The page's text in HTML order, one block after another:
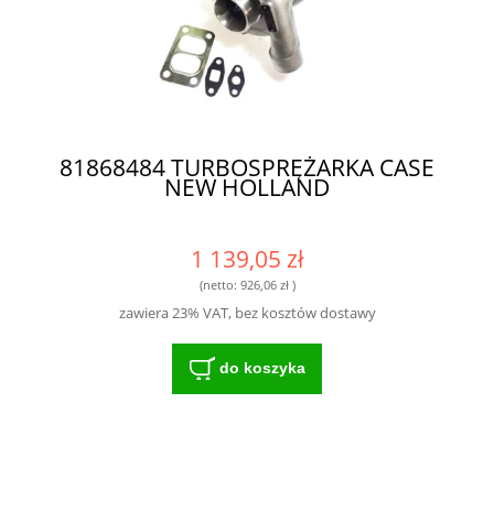
81868484 TURBOSPRĘŻARKA CASE
NEW HOLLAND
1 139,05 zł
(netto: 926,06 zł)
zawiera 23% VAT, bez kosztów dostawy
do koszyka